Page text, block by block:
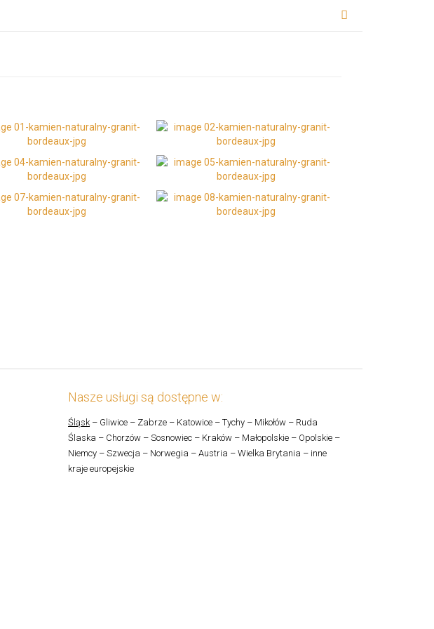
Nasze usługi są dostępne w:
Śląsk– Gliwice – Zabrze – Katowice – Tychy – Mikołów – Ruda
Ślaska – Chorzów – Sosnowiec – Kraków – Małopolskie – Opolskie –
Niemcy – Szwecja – Norwegia – Austria – Wielka Brytania – inne
kraje europejskie